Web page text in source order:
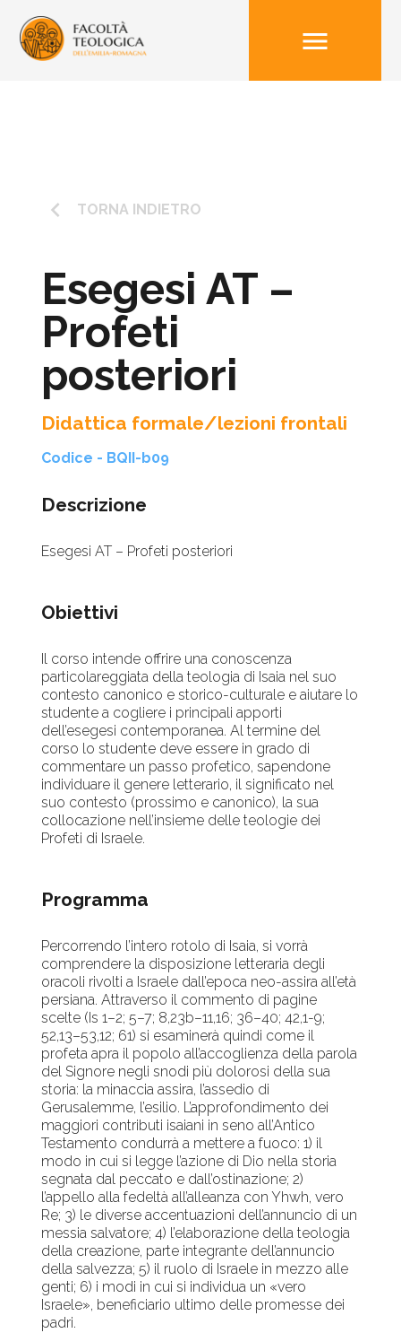
menu
keyboard_arrow_left TORNA INDIETRO
Esegesi AT –
Profeti
posteriori
Didattica formale/lezioni frontali
Codice - BQII-b09
Descrizione
Esegesi AT – Profeti posteriori
Obiettivi
Il corso intende offrire una conoscenza
particolareggiata della teologia di Isaia nel suo
contesto canonico e storico-culturale e aiutare lo
studente a cogliere i principali apporti
dell’esegesi contemporanea. Al termine del
corso lo studente deve essere in grado di
commentare un passo profetico, sapendone
individuare il genere letterario, il significato nel
suo contesto (prossimo e canonico), la sua
collocazione nell’insieme delle teologie dei
Profeti di Israele.
Programma
Percorrendo l’intero rotolo di Isaia, si vorrà
comprendere la disposizione letteraria degli
oracoli rivolti a Israele dall’epoca neo-assira all’età
persiana. Attraverso il commento di pagine
scelte (Is 1–2; 5–7; 8,23b–11,16; 36–40; 42,1-9;
52,13–53,12; 61) si esaminerà quindi come il
profeta apra il popolo all’accoglienza della parola
del Signore negli snodi più dolorosi della sua
storia: la minaccia assira, l’assedio di
Gerusalemme, l’esilio. L’approfondimento dei
maggiori contributi isaiani in seno all’Antico
Testamento condurrà a mettere a fuoco: 1) il
modo in cui si legge l’azione di Dio nella storia
segnata dal peccato e dall’ostinazione; 2)
l’appello alla fedeltà all’alleanza con Yhwh, vero
Re; 3) le diverse accentuazioni dell’annuncio di un
messia salvatore; 4) l’elaborazione della teologia
della creazione, parte integrante dell’annuncio
della salvezza; 5) il ruolo di Israele in mezzo alle
genti; 6) i modi in cui si individua un «vero
Israele», beneficiario ultimo delle promesse dei
padri.